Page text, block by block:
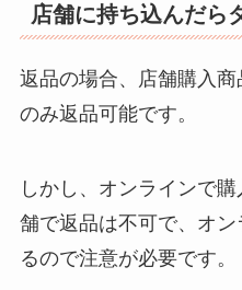
店舗に持ち込んだら
返品の場合、店舗購入
のみ返品可能です。
しかし、オンラインで
舗で返品は不可で、オ
るので注意が必要です。